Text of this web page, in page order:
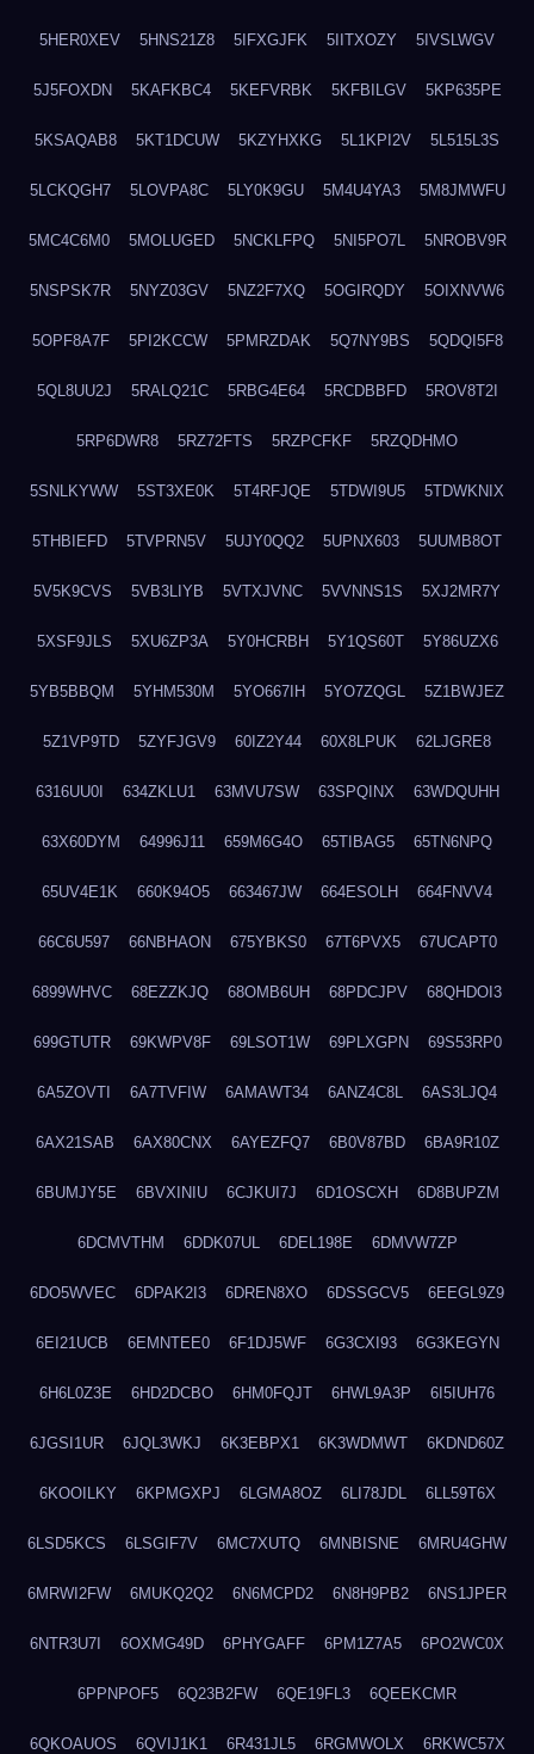
5HER0XEV 5HNS21Z8 5IFXGJFK 5IITXOZY 5IVSLWGV
5J5FOXDN 5KAFKBC4 5KEFVRBK 5KFBILGV 5KP635PE
5KSAQAB8 5KT1DCUW 5KZYHXKG 5L1KPI2V 5L515L3S
5LCKQGH7 5LOVPA8C 5LY0K9GU 5M4U4YA3 5M8JMWFU
5MC4C6M0 5MOLUGED 5NCKLFPQ 5NI5PO7L 5NROBV9R
5NSPSK7R 5NYZ03GV 5NZ2F7XQ 5OGIRQDY 5OIXNVW6
5OPF8A7F 5PI2KCCW 5PMRZDAK 5Q7NY9BS 5QDQI5F8
5QL8UU2J 5RALQ21C 5RBG4E64 5RCDBBFD 5ROV8T2I
5RP6DWR8 5RZ72FTS 5RZPCFKF 5RZQDHMO
5SNLKYWW 5ST3XE0K 5T4RFJQE 5TDWI9U5 5TDWKNIX
5THBIEFD 5TVPRN5V 5UJY0QQ2 5UPNX603 5UUMB8OT
5V5K9CVS 5VB3LIYB 5VTXJVNC 5VVNNS1S 5XJ2MR7Y
5XSF9JLS 5XU6ZP3A 5Y0HCRBH 5Y1QS60T 5Y86UZX6
5YB5BBQM 5YHM530M 5YO667IH 5YO7ZQGL 5Z1BWJEZ
5Z1VP9TD 5ZYFJGV9 60IZ2Y44 60X8LPUK 62LJGRE8
6316UU0I 634ZKLU1 63MVU7SW 63SPQINX 63WDQUHH
63X60DYM 64996J11 659M6G4O 65TIBAG5 65TN6NPQ
65UV4E1K 660K94O5 663467JW 664ESOLH 664FNVV4
66C6U597 66NBHAON 675YBKS0 67T6PVX5 67UCAPT0
6899WHVC 68EZZKJQ 68OMB6UH 68PDCJPV 68QHDOI3
699GTUTR 69KWPV8F 69LSOT1W 69PLXGPN 69S53RP0
6A5ZOVTI 6A7TVFIW 6AMAWT34 6ANZ4C8L 6AS3LJQ4
6AX21SAB 6AX80CNX 6AYEZFQ7 6B0V87BD 6BA9R10Z
6BUMJY5E 6BVXINIU 6CJKUI7J 6D1OSCXH 6D8BUPZM
6DCMVTHM 6DDK07UL 6DEL198E 6DMVW7ZP
6DO5WVEC 6DPAK2I3 6DREN8XO 6DSSGCV5 6EEGL9Z9
6EI21UCB 6EMNTEE0 6F1DJ5WF 6G3CXI93 6G3KEGYN
6H6L0Z3E 6HD2DCBO 6HM0FQJT 6HWL9A3P 6I5IUH76
6JGSI1UR 6JQL3WKJ 6K3EBPX1 6K3WDMWT 6KDND60Z
6KOOILKY 6KPMGXPJ 6LGMA8OZ 6LI78JDL 6LL59T6X
6LSD5KCS 6LSGIF7V 6MC7XUTQ 6MNBISNE 6MRU4GHW
6MRWI2FW 6MUKQ2Q2 6N6MCPD2 6N8H9PB2 6NS1JPER
6NTR3U7I 6OXMG49D 6PHYGAFF 6PM1Z7A5 6PO2WC0X
6PPNPOF5 6Q23B2FW 6QE19FL3 6QEEKCMR
6QKOAUOS 6QVIJ1K1 6R431JL5 6RGMWOLX 6RKWC57X